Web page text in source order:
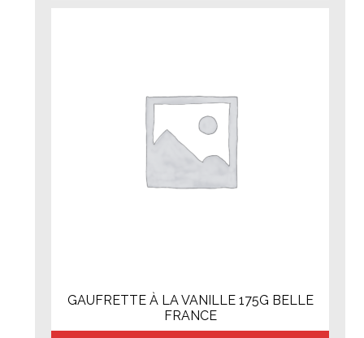
GAUFRETTE À LA VANILLE 175G BELLE
FRANCE